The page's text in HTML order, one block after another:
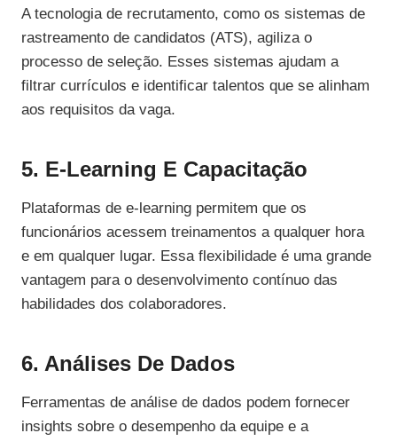
A tecnologia de recrutamento, como os sistemas de
rastreamento de candidatos (ATS), agiliza o
processo de seleção. Esses sistemas ajudam a
filtrar currículos e identificar talentos que se alinham
aos requisitos da vaga.
5. E-Learning E Capacitação
Plataformas de e-learning permitem que os
funcionários acessem treinamentos a qualquer hora
e em qualquer lugar. Essa flexibilidade é uma grande
vantagem para o desenvolvimento contínuo das
habilidades dos colaboradores.
6. Análises De Dados
Ferramentas de análise de dados podem fornecer
insights sobre o desempenho da equipe e a